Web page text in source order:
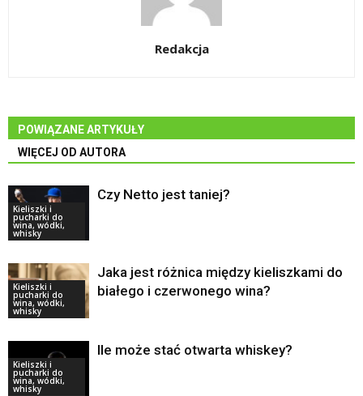
Redakcja
POWIĄZANE ARTYKUŁY
WIĘCEJ OD AUTORA
Kieliszki i
pucharki do
wina, wódki,
whisky
Czy Netto jest taniej?
Kieliszki i
pucharki do
wina, wódki,
whisky
Jaka jest różnica między kieliszkami do
białego i czerwonego wina?
Kieliszki i
pucharki do
wina, wódki,
whisky
Ile może stać otwarta whiskey?